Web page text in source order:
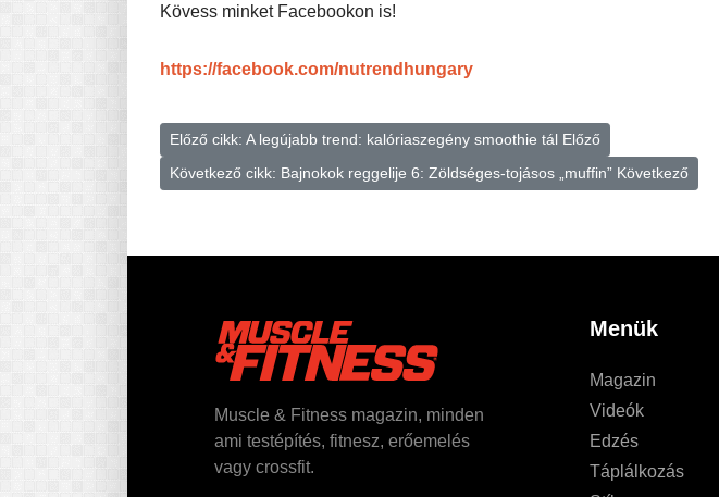
Kövess minket Facebookon is!
https://facebook.com/nutrendhungary
Előző cikk: A legújabb trend: kalóriaszegény smoothie tál Előző
Következő cikk: Bajnokok reggelije 6: Zöldséges-tojásos „muffin” Következő
Muscle & Fitness magazin, minden
ami testépítés, fitnesz, erőemelés
vagy crossfit.
Menük
Magazin
Videók
Edzés
Táplálkozás